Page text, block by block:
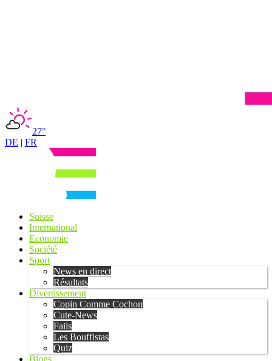
27°
DE | FR
Suisse
International
Economie
Société
Sport
News en direct
Résultats
Divertissement
Copin Comme Cochon
Cute-News
Fails
Les Bouffistas
Quiz
Blogs